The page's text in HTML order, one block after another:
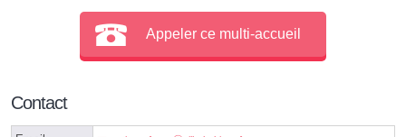
Appeler ce multi-accueil
Contact